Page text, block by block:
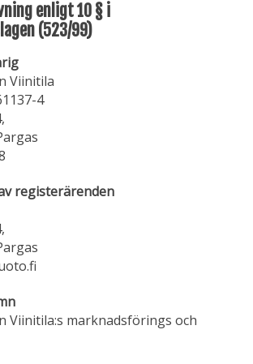
enligt 10 § i
(523/99)
Viinitila
4
registerärenden
Viinitila:s marknadsförings och